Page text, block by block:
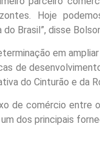
Hoje
Brasil”, disse
em
de
do Cinturão e da
de comércio entre
dos principais